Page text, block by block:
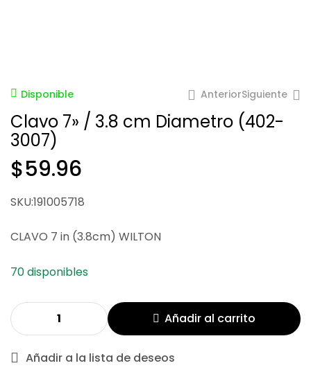
Disponible AnteriorSiguiente
Clavo 7» / 3.8 cm Diametro (402-
3007)
$59.96
SKU:191005718
CLAVO 7 in (3.8cm) WILTON
70 disponibles
Añadir al carrito
Añadir a la lista de deseos